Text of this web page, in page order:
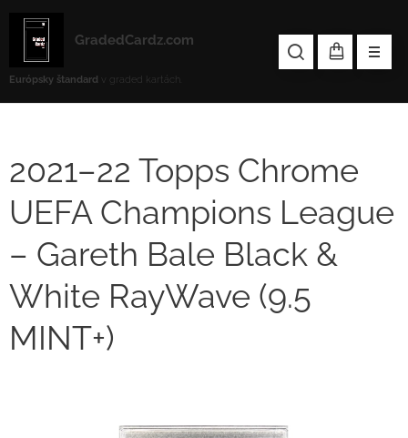
GradedCardz.com
Európsky štandard v graded kartách.
2021–22 Topps Chrome
UEFA Champions League
– Gareth Bale Black &
White RayWave (9.5
MINT+)